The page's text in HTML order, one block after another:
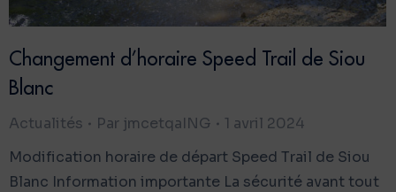
Changement d’horaire Speed Trail de Siou
Blanc
Actualités Par jmcetqaING
1 avril 2024
Modification horaire de départ Speed Trail de Siou
Blanc Information importante La sécurité avant tout